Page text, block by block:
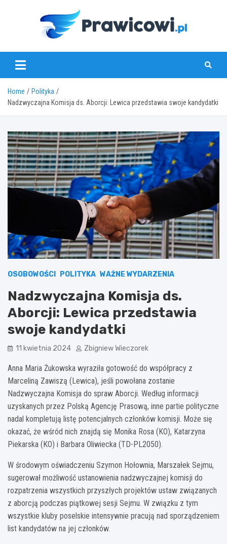
www.prawicowi.pl
Home
Polityka
Nadzwyczajna Komisja ds. Aborcji: Lewica przedstawia swoje kandydatki
OSOBOWOŚCI POLITYKA WAŻNE WYDARZENIA
Nadzwyczajna Komisja ds.
Aborcji: Lewica przedstawia
swoje kandydatki
11 kwietnia 2024 Zbigniew Wieczorek
Anna Maria Żukowska wyraziła gotowość do współpracy z
Marceliną Zawiszą (Lewica), jeśli powołana zostanie
Nadzwyczajna Komisja do spraw Aborcji. Według informacji
uzyskanych przez Polską Agencję Prasową, inne partie polityczne
nadal kompletują listę potencjalnych członków komisji. Może się
okazać, że wśród nich znajdą się Monika Rosa (KO), Katarzyna
Piekarska (KO) i Barbara Oliwiecka (TD-PL2050).
W środowym oświadczeniu Szymon Hołownia, Marszałek Sejmu,
sugerował możliwość ustanowienia nadzwyczajnej komisji do
rozpatrzenia wszystkich przyszłych projektów ustaw związanych
z aborcją podczas piątkowej sesji Sejmu. W związku z tym
wszystkie kluby poselskie intensywnie pracują nad sporządzeniem
list kandydatów na jej członków.